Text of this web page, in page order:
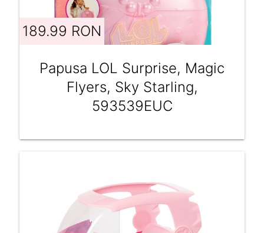
189.99 RON
Papusa LOL Surprise, Magic
Flyers, Sky Starling,
593539EUC